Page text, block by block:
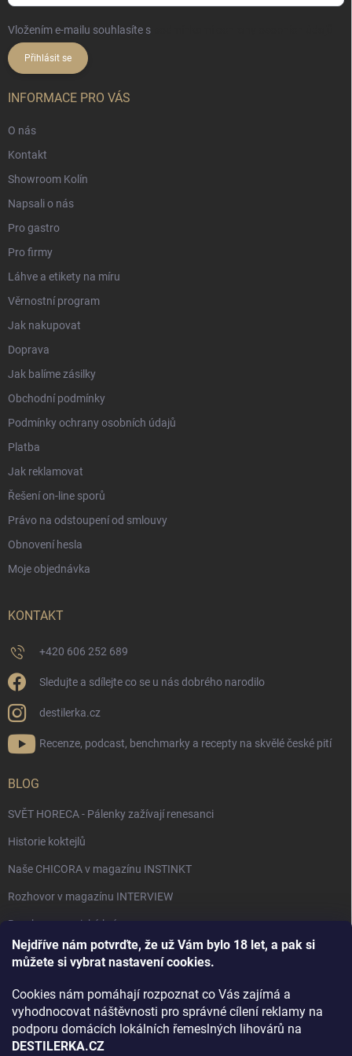
Nejdříve nám potvrďte, že už Vám bylo 18 let, a pak si
můžete si vybrat nastavení cookies.
Cookies nám pomáhají rozpoznat co Vás zajímá a
vyhodnocovat náštěvnosti pro správné cílení reklamy na
podporu domácích lokálních řemeslných lihovárů na
DESTILERKA.CZ
Vložením e-mailu souhlasíte s
Přihlásit se
INFORMACE PRO VÁS
O nás
Kontakt
Showroom Kolín
Napsali o nás
Pro gastro
Pro firmy
Láhve a etikety na míru
Věrnostní program
Jak nakupovat
Doprava
Jak balíme zásilky
Obchodní podmínky
Podmínky ochrany osobních údajů
Platba
Jak reklamovat
Řešení on-line sporů
Právo na odstoupení od smlouvy
Obnovení hesla
Moje objednávka
KONTAKT
+420 606 252 689
Sledujte a sdílejte co se u nás dobrého narodilo
destilerka.cz
Recenze, podcast, benchmarky a recepty na skvělé české pití
BLOG
SVĚT HORECA - Pálenky zažívají renesanci
Historie koktejlů
Naše CHICORA v magazínu INSTINKT
Rozhovor v magazínu INTERVIEW
Bourbon, americká krása.
Napsali v TÝDNU o naší práci
Rozhovor s DESTILERKA.CZ v magazínu DRINKING-CAT
Jak vybrat dárek na Vánoce